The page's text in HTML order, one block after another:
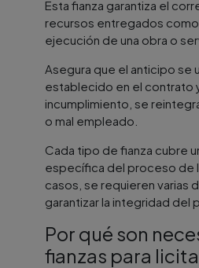
Esta fianza garantiza el
recursos entregados como
ejecución de una obra o
Asegura que el anticipo se
establecido en el contrato
incumplimiento, se
o mal empleado.
Cada tipo de fianza cubre
específica del proceso de
casos, se requieren varias
garantizar la integridad del
Por qué son
fianzas para